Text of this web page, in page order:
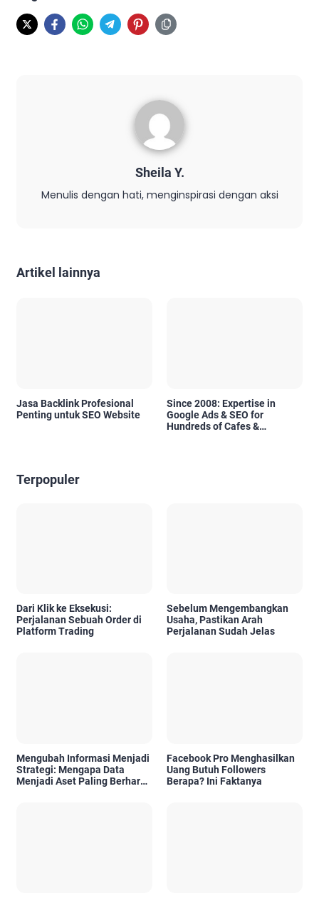
Sheila Y.
Menulis dengan hati, menginspirasi dengan aksi
Artikel lainnya
Jasa Backlink Profesional
Penting untuk SEO Website
Since 2008: Expertise in
Google Ads & SEO for
Hundreds of Cafes &
Terpopuler
Dari Klik ke Eksekusi:
Perjalanan Sebuah Order di
Platform Trading
Sebelum Mengembangkan
Usaha, Pastikan Arah
Perjalanan Sudah Jelas
Mengubah Informasi Menjadi
Strategi: Mengapa Data
Menjadi Aset Paling Berharga
Facebook Pro Menghasilkan
Uang Butuh Followers
Berapa? Ini Faktanya